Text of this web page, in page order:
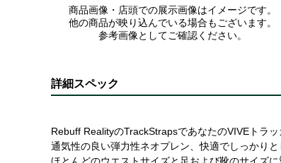
商品画像・店頭での展示画像はイメージです。
他の商品が映り込んでいる場合もございます。
参考画像としてご確認ください。
詳細スペック
Rebuff RealityのTrackStrapsであなたのVIVEトラ
通気性の良い弾力性ネオプレン、快適でしっかりと
ほとんどのウエストサイズと足および靴のサイズに